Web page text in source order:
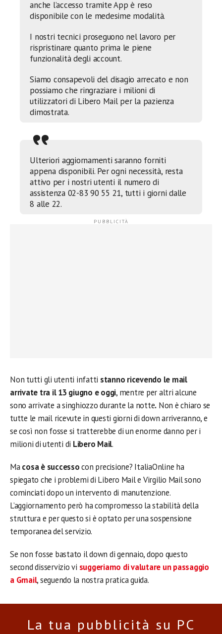
anche l’accesso tramite App è reso
disponibile con le medesime modalità.
I nostri tecnici proseguono nel lavoro per
rispristinare quanto prima le piene
funzionalità degli account.
Siamo consapevoli del disagio arrecato e non
possiamo che ringraziare i milioni di
utilizzatori di Libero Mail per la pazienza
dimostrata.
Ulteriori aggiornamenti saranno forniti
appena disponibili. Per ogni necessità, resta
attivo per i nostri utenti il numero di
assistenza 02-83 90 55 21, tutti i giorni dalle
8 alle 22.
Non tutti gli utenti infatti stanno ricevendo le mail
arrivate tra il 13 giugno e oggi, mentre per altri alcune
sono arrivate a singhiozzo durante la notte. Non è chiaro se
tutte le mail ricevute in questi giorni di down arriveranno, e
se così non fosse si tratterebbe di un enorme danno per i
milioni di utenti di Libero Mail.
Macosa è successocon precisione? ItaliaOnline ha
spiegato che i problemi di Libero Mail e Virgilio Mail sono
cominciati dopo un intervento di manutenzione.
L’aggiornamento però ha compromesso la stabilità della
struttura e per questo si è optato per una sospensione
temporanea del servizio.
Se non fosse bastato il down di gennaio, dopo questo
second disservizio vi suggeriamo di valutare un passaggio
a Gmail, seguendo la nostra pratica guida.
La tua pubblicità su PC